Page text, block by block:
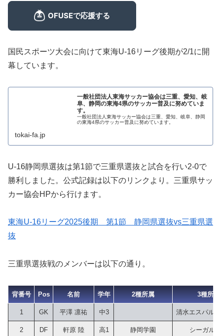
国民スポーツ大会に向けて東海U-16リーグ後期が2/1に開
幕しています。
一般社団法人東海サッカー協会は三重、愛知、岐
阜、静岡の東海4県のサッカー普及に努めていま
す。
一般社団法人東海サッカー協会は三重、愛知、岐阜、静岡
の東海4県のサッカー普及に努めています。
tokai-fa.jp
U-16静岡県選抜は第1節で三重県選抜と試合を行い2-0で
勝利しました。公式記録は以下のリンクより。三重県サッ
カー協会HPから行けます。
東海U-16リーグ2025後期 第1節 静岡県選抜vs三重県選
抜
三重県選抜戦のメンバーは以下の通り。
背番号 Pos 名前 学年 2種所属 3種所属
1 GK 平澤 凛祐 中3 清水エスパル
2 DF 軒原 陸 高1 静岡学園 シーガル